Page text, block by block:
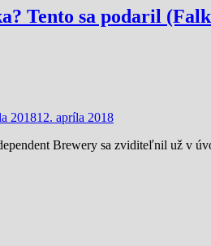
Tento sa podaril
201812. apríla 2018
Brewery sa zviditeľnil už v